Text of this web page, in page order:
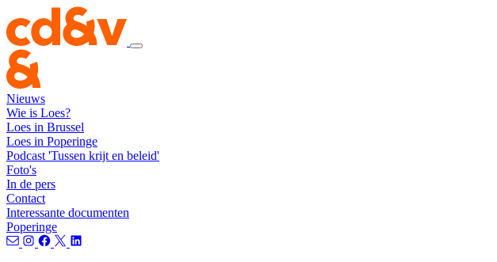
Nieuws
Wie is Loes?
Loes in Brussel
Loes in Poperinge
Podcast 'Tussen krijt en beleid'
Foto's
In de pers
Contact
Interessante documenten
Poperinge